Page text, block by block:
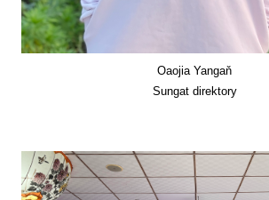
Oaojia Yangaň
Sungat direktory